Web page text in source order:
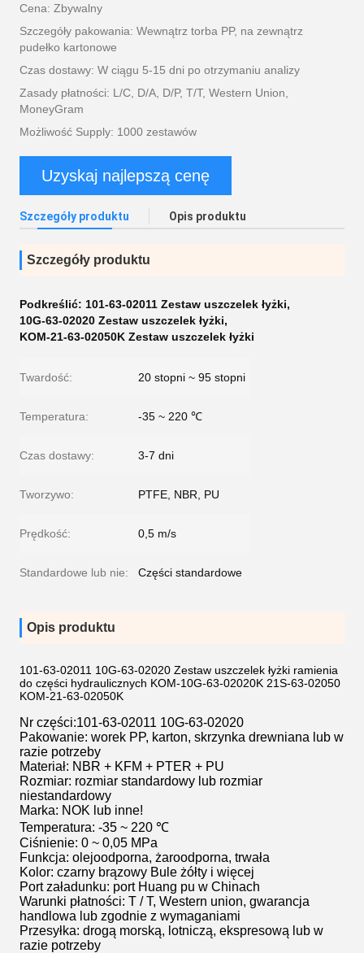
Cena: Zbywalny
Szczegóły pakowania: Wewnątrz torba PP, na zewnątrz
pudełko kartonowe
Czas dostawy: W ciągu 5-15 dni po otrzymaniu analizy
Zasady płatności: L/C, D/A, D/P, T/T, Western Union,
MoneyGram
Możliwość Supply: 1000 zestawów
Uzyskaj najlepszą cenę
Szczegóły produktu Opis produktu
Szczegóły produktu
Podkreślić: 101-63-02011 Zestaw uszczelek łyżki,
10G-63-02020 Zestaw uszczelek łyżki,
KOM-21-63-02050K Zestaw uszczelek łyżki
Twardość: 20 stopni ~ 95 stopni
Temperatura: -35 ~ 220 ℃
Czas dostawy: 3-7 dni
Tworzywo: PTFE, NBR, PU
Prędkość: 0,5 m/s
Standardowe lub nie: Części standardowe
Opis produktu
101-63-02011 10G-63-02020 Zestaw uszczelek łyżki ramienia
do części hydraulicznych KOM-10G-63-02020K 21S-63-02050
KOM-21-63-02050K
Nr części:101-63-02011 10G-63-02020
Pakowanie: worek PP, karton, skrzynka drewniana lub w
razie potrzeby
Materiał: NBR + KFM + PTER + PU
Rozmiar: rozmiar standardowy lub rozmiar
niestandardowy
Marka: NOK lub inne!
Temperatura: -35 ~ 220 ℃
Ciśnienie: 0 ~ 0,05 MPa
Funkcja: olejoodporna, żaroodporna, trwała
Kolor: czarny brązowy Bule żółty i więcej
Port załadunku: port Huang pu w Chinach
Warunki płatności: T / T, Western union, gwarancja
handlowa lub zgodnie z wymaganiami
Przesyłka: drogą morską, lotniczą, ekspresową lub w
razie potrzeby